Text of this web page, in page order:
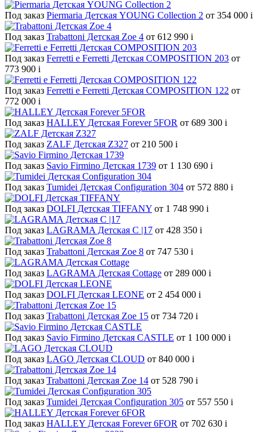
Под заказ Piermaria Детская YOUNG Collection 2 от 354 000 i
Под заказ Trabattoni Детская Zoe 4 от 612 990 i
Под заказ Ferretti e Ferretti Детская COMPOSITION 203 от
773 900 i
Под заказ Ferretti e Ferretti Детская COMPOSITION 122 от
772 000 i
Под заказ HALLEY Детская Forever 5FOR от 689 300 i
Под заказ ZALF Детская Z327 от 210 500 i
Под заказ Savio Firmino Детская 1739 от 1 130 690 i
Под заказ Tumidei Детская Configuration 304 от 572 880 i
Под заказ DOLFI Детская TIFFANY от 1 748 990 i
Под заказ LAGRAMA Детская С |17 от 428 350 i
Под заказ Trabattoni Детская Zoe 8 от 747 530 i
Под заказ LAGRAMA Детская Cottage от 289 000 i
Под заказ DOLFI Детская LEONE от 2 454 000 i
Под заказ Trabattoni Детская Zoe 15 от 734 720 i
Под заказ Savio Firmino Детская CASTLE от 1 100 000 i
Под заказ LAGO Детская CLOUD от 840 000 i
Под заказ Trabattoni Детская Zoe 14 от 528 790 i
Под заказ Tumidei Детская Configuration 305 от 557 550 i
Под заказ HALLEY Детская Forever 6FOR от 702 630 i